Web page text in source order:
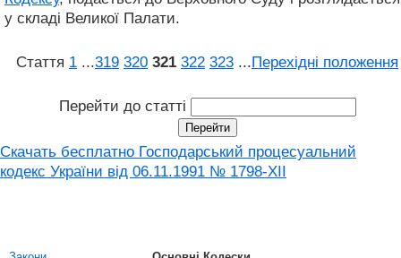
у складі Великої Палати.
Стаття 1 ...319 320 321 322 323 ...Перехідні положення
Перейти до статті
Скачать бесплатно Господарський процесуальний
кодекс України від 06.11.1991 № 1798-XII